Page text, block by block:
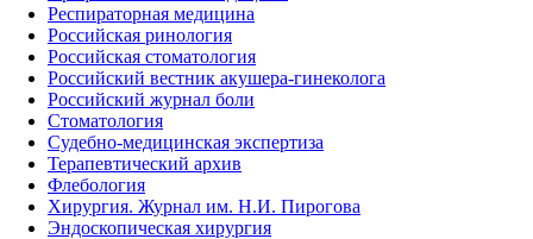
Респираторная медицина
Российская ринология
Российская стоматология
Российский вестник акушера-гинеколога
Российский журнал боли
Стоматология
Судебно-медицинская экспертиза
Терапевтический архив
Флебология
Хирургия. Журнал им. Н.И. Пирогова
Эндоскопическая хирургия